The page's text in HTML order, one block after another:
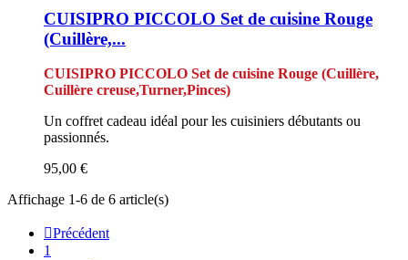
CUISIPRO PICCOLO Set de cuisine Rouge
(Cuillère,...
CUISIPRO PICCOLO Set de cuisine Rouge (Cuillère,
Cuillère creuse,Turner,Pinces)
Un coffret cadeau idéal pour les cuisiniers débutants ou
passionnés.
95,00 €
Affichage 1-6 de 6 article(s)
Précédent
1